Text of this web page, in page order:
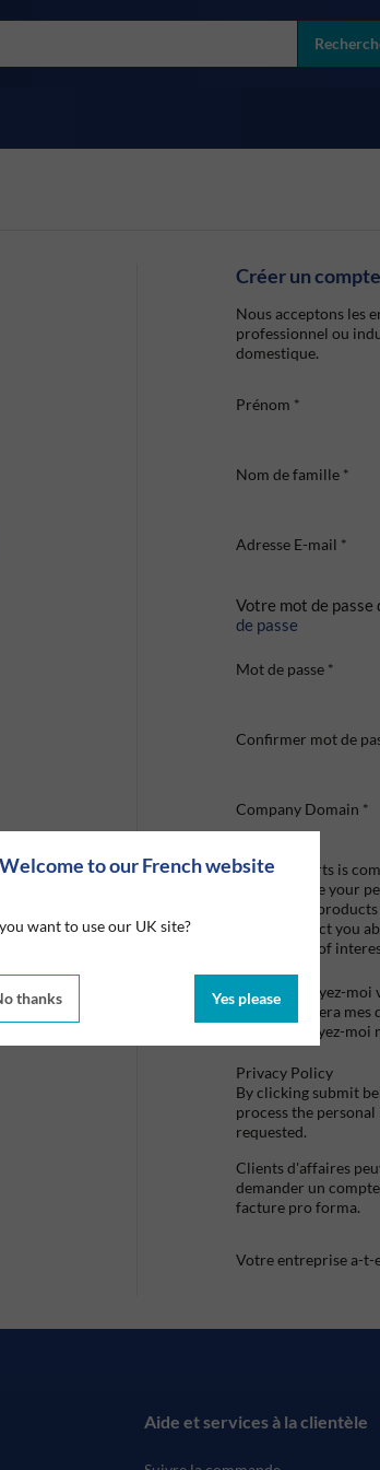
Welcome to our French website
want to use our UK site?
thanks Yes please
Créer un compte
Nous acceptons les
professionnel ou
domestique.
Prénom *
Nom de famille *
Adresse E-mail *
Votre mot de
de passe
Mot de passe *
Confirmer mot de
Company Domain *
Graco Roberts is
we'll only use your
provide the
like to contact you
that may be of
Envoyez-
utilisera
envoyez-
Privacy Policy
By clicking submit
process the
requested.
Clients d'affaires
demander un
facture pro forma.
Votre entreprise a-t-
Aide et services à la clientèle